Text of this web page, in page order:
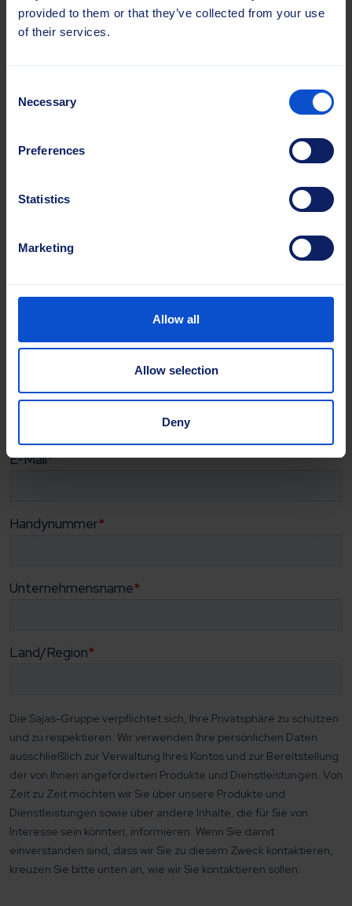
provided to them or that they’ve collected from your use
of their services.
Selection
Necessary
Preferences
Statistics
Marketing
Allow all
Allow selection
Deny